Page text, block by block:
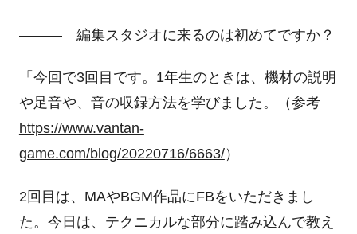
―――編集スタジオに来るのは初めてですか？
「今回で3回目です。 1年生のときは、機材の説明
や足音や、音の収録方法を学びました。（参考
https://www.vantan-
game.com/blog/20220716/6663/）
2 回目は、 MAやBGM作品にFBをいただきまし
た。今日は、テクニカルな部分に踏み込んで教え